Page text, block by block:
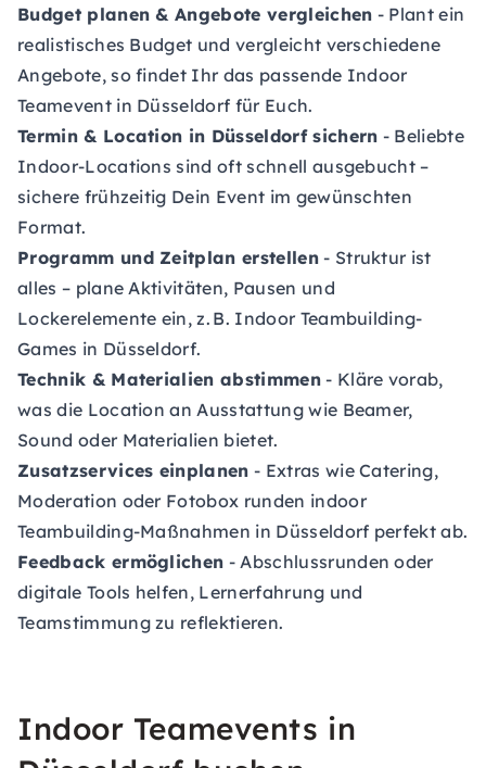
Budget planen & Angebote vergleichen - Plant ein
realistisches Budget und vergleicht verschiedene
Angebote, so findet Ihr das passende Indoor
Teamevent in Düsseldorf für Euch.
Termin & Location in Düsseldorf sichern - Beliebte
Indoor-Locations sind oft schnell ausgebucht –
sichere frühzeitig Dein Event im gewünschten
Format.
Programm und Zeitplan erstellen- Struktur ist
alles – plane Aktivitäten, Pausen und
Lockerelemente ein, z. B. Indoor Teambuilding-
Games in Düsseldorf.
Technik & Materialien abstimmen- Kläre vorab,
was die Location an Ausstattung wie Beamer,
Sound oder Materialien bietet.
Zusatzservices einplanen - Extras wie Catering,
Moderation oder Fotobox runden indoor
Teambuilding-Maßnahmen in Düsseldorf perfekt ab.
Feedback ermöglichen - Abschlussrunden oder
digitale Tools helfen, Lernerfahrung und
Teamstimmung zu reflektieren.
Indoor Teamevents in